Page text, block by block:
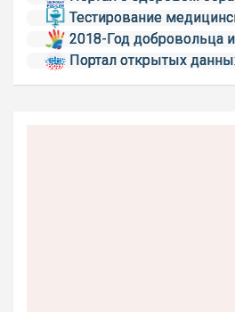
Тестирование
2018-Год добровольца
Портал открытых